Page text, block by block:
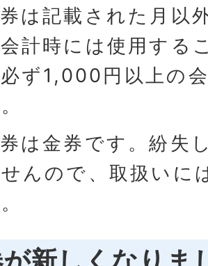
は記載された月以
計時には使用する
ず1,000円以上の
は金券です。紛失
んので、取扱いに